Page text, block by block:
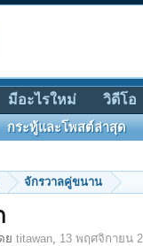
จักรวาลคู่ขนาน
ย titawan, 13 พฤศจิกายน
กระทู้และโพสต์ล่าสุด
มีอะไรใหม่ วิดีโอ